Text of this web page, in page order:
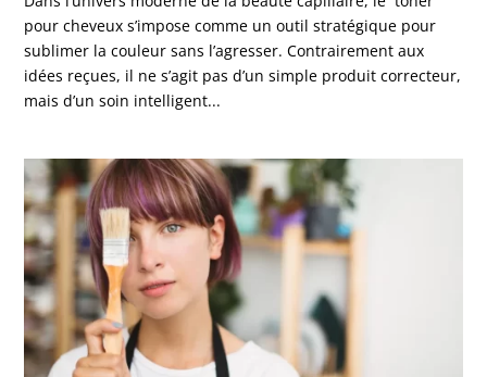
pour cheveux s’impose comme un outil stratégique pour
sublimer la couleur sans l’agresser. Contrairement aux
idées reçues, il ne s’agit pas d’un simple produit correcteur,
mais d’un soin intelligent...